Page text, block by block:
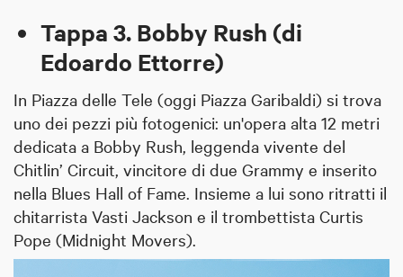
Tappa 3. Bobby Rush (di
Edoardo Ettorre)
In Piazza delle Tele (oggi Piazza Garibaldi) si trova
uno dei pezzi più fotogenici: un'opera alta 12 metri
dedicata a Bobby Rush, leggenda vivente del
Chitlin’ Circuit, vincitore di due Grammy e inserito
nella Blues Hall of Fame. Insieme a lui sono ritratti il
chitarrista Vasti Jackson e il trombettista Curtis
Pope (Midnight Movers).